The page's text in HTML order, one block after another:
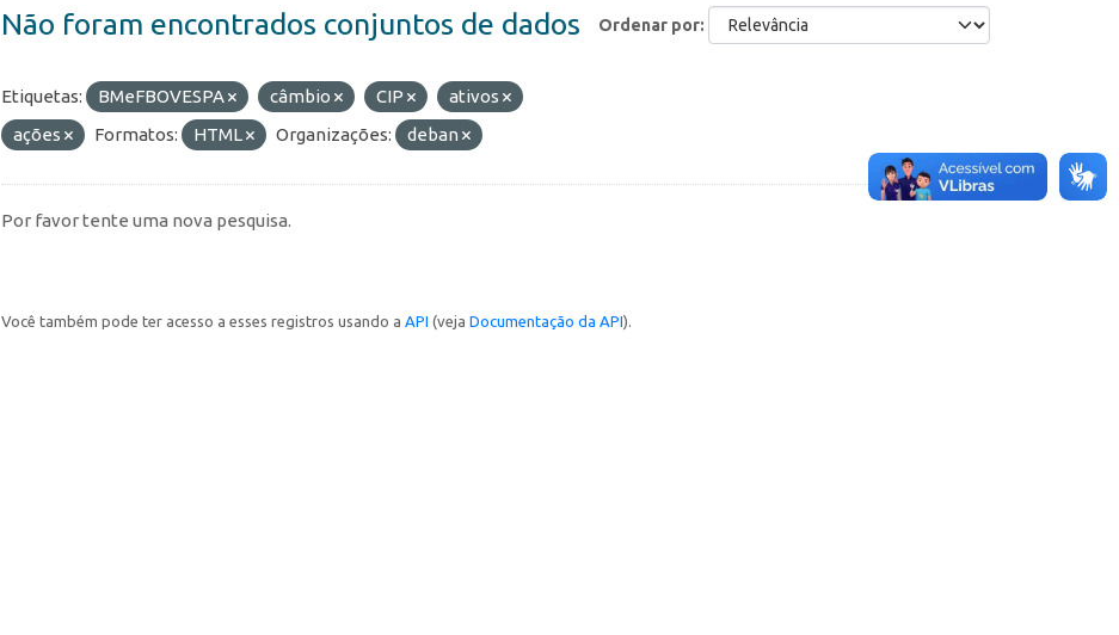
Ordenar por
Não foram encontrados conjuntos de dados
Etiquetas: BMeFBOVESPA câmbio CIP
ativos
ações
Formatos: HTML Organizações: deban
Por favor tente uma nova pesquisa.
Você também pode ter acesso a esses registros usando a API (veja Documentação da API).